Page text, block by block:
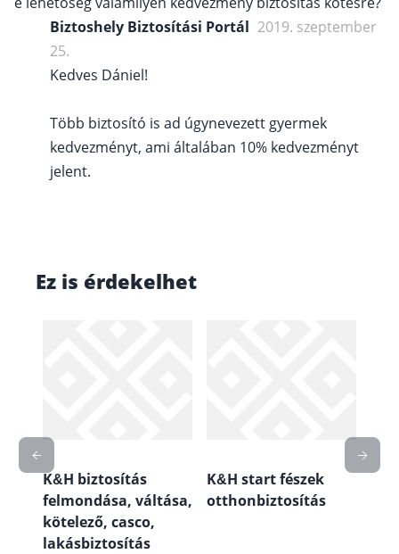
Biztoshely Biztosítási Portál 2019. szeptember
25.
Kedves Dániel!
Több biztosító is ad úgynevezett gyermek
kedvezményt, ami általában 10% kedvezményt
jelent.
Ez is érdekelhet
K&H biztosítás
felmondása, váltása,
kötelező, casco,
lakásbiztosítás
K&H start fészek
otthonbiztosítás